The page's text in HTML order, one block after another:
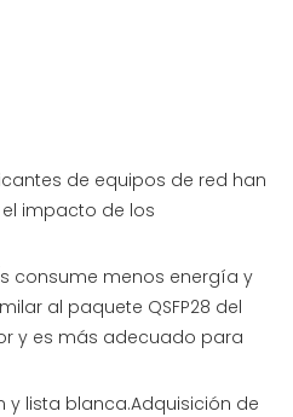
de equipos de red han
impacto de los
consume menos energía y
al paquete QSFP28 del
y es más adecuado para
lista blanca.Adquisición de